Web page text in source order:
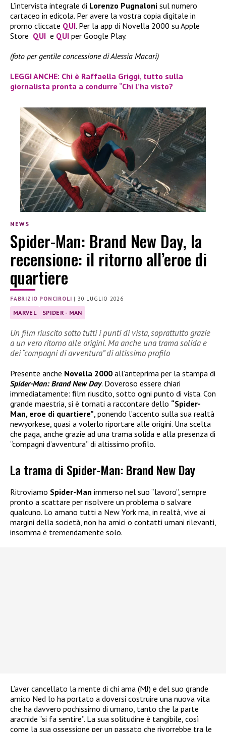
L’intervista integrale di Lorenzo Pugnaloni sul numero
cartaceo in edicola. Per avere la vostra copia digitale in
promo cliccate QUI. Per la app di Novella 2000 su Apple
Store QUI e QUI per Google Play.
(foto per gentile concessione di Alessia Macari)
LEGGI ANCHE: Chi è Raffaella Griggi, tutto sulla
giornalista pronta a condurre “Chi l’ha visto?
NEWS
Spider-Man: Brand New Day, la
recensione: il ritorno all’eroe di
quartiere
FABRIZIO PONCIROLI | 30 LUGLIO 2026
MARVEL SPIDER - MAN
Un film riuscito sotto tutti i punti di vista, soprattutto grazie
a un vero ritorno alle origini. Ma anche una trama solida e
dei “compagni di avventura” di altissimo profilo
Presente anche Novella 2000 all’anteprima per la stampa di
Spider-Man: Brand New Day. Doveroso essere chiari
immediatamente: film riuscito, sotto ogni punto di vista. Con
grande maestria, si è tornati a raccontare dello “Spider-
Man, eroe di quartiere”, ponendo l’accento sulla sua realtà
newyorkese, quasi a volerlo riportare alle origini. Una scelta
che paga, anche grazie ad una trama solida e alla presenza di
“compagni d’avventura” di altissimo profilo.
La trama di Spider-Man: Brand New Day
Ritroviamo Spider-Man immerso nel suo “lavoro”, sempre
pronto a scattare per risolvere un problema o salvare
qualcuno. Lo amano tutti a New York ma, in realtà, vive ai
margini della società, non ha amici o contatti umani rilevanti,
insomma è tremendamente solo.
L’aver cancellato la mente di chi ama (MJ) e del suo grande
amico Ned lo ha portato a doversi costruire una nuova vita
che ha davvero pochissimo di umano, tanto che la parte
aracnide “si fa sentire”. La sua solitudine è tangibile, così
come la sua ossessione per un passato che rivorrebbe tra le